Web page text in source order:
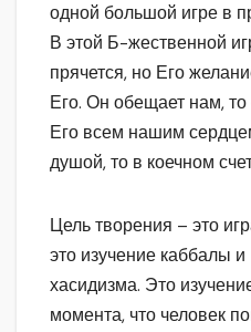
одной большой игре в
В этой Б-жественной
прячется, но Его
Его. Он обещает нам,
Его всем нашим
душой, то в коечном
Цель творения – это
это изучение каббалы и
хасидизма. Это
момента, что человек